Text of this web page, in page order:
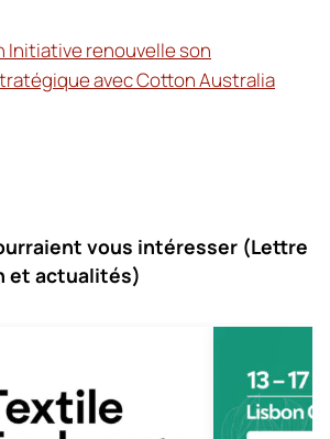
Initiative renouvelle son
avec Cotton Australia
vous intéresser (Lettre
et actualités)